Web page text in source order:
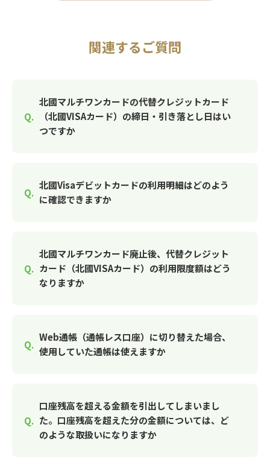
関連するご質問
北國マルチワンカードの代替クレジットカード
（北國VISAカード）の締日・引き落とし日はい
つですか
北國Visaデビットカードの利用明細はどのよう
に確認できますか
北國マルチワンカード廃止後、代替クレジット
カード（北國VISAカード）の利用限度額はどう
なりますか
Web通帳（通帳レス口座）に切り替えた場合、
使用していた通帳は使えますか
口座残高を超える金額を引出してしまいまし
た。口座残高を超えた分の金額については、ど
のような取扱いになりますか